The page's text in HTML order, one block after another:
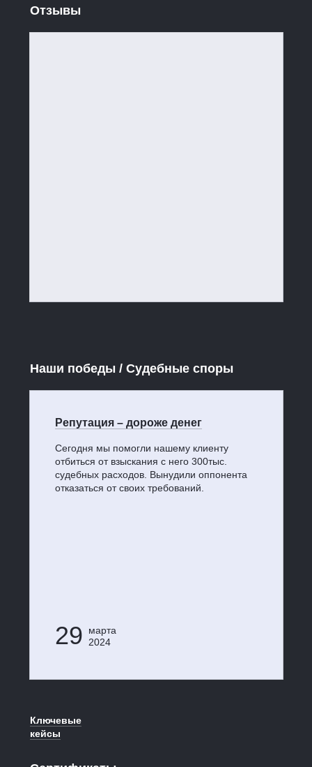
Отзывы
Наши победы / Судебные споры
Репутация – дороже денег
Сегодня мы помогли нашему клиенту
отбиться от взыскания с него 300тыс.
судебных расходов. Вынудили оппонента
отказаться от своих требований.
29
марта
2024
Ключевые
кейсы